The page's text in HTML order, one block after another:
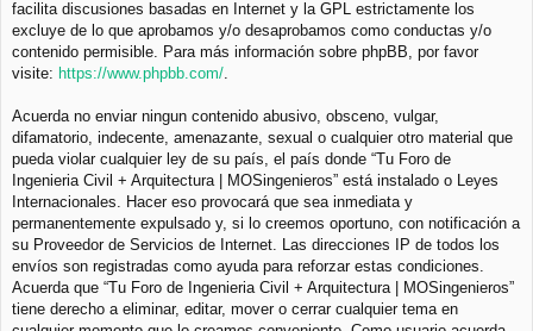
facilita discusiones basadas en Internet y la GPL estrictamente los
excluye de lo que aprobamos y/o desaprobamos como conductas y/o
contenido permisible. Para más información sobre phpBB, por favor
visite: https://www.phpbb.com/
Acuerda no enviar ningun contenido abusivo, obsceno, vulgar,
difamatorio, indecente, amenazante, sexual o cualquier otro material que
pueda violar cualquier ley de su país, el país donde “Tu Foro de
Ingenieria Civil + Arquitectura | MOSingenieros” está instalado o Leyes
Internacionales. Hacer eso provocará que sea inmediata y
permanentemente expulsado y, si lo creemos oportuno, con notificación a
su Proveedor de Servicios de Internet. Las direcciones IP de todos los
envíos son registradas como ayuda para reforzar estas condiciones.
Acuerda que “Tu Foro de Ingenieria Civil + Arquitectura | MOSingenieros”
tiene derecho a eliminar, editar, mover o cerrar cualquier tema en